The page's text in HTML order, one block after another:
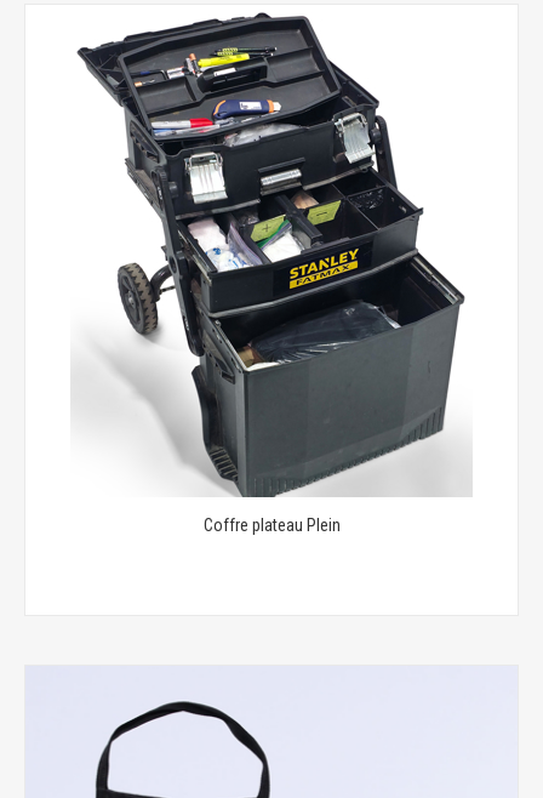
Coffre plateau Plein